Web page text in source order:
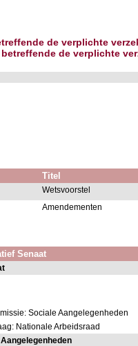
de verplichte
de verplichte
Titel
Wetsvoorstel
Amendementen
Senaat
Sociale Aangelegenheden
Nationale Arbeidsraad